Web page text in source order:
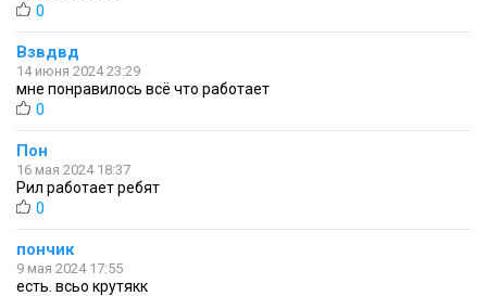
0
Взвдвд
14 июня 2024 23:29
мне понравилось всё что работает
0
Пон
16 мая 2024 18:37
Рил работает ребят
0
пончик
9 мая 2024 17:55
есть. всьо крутякк